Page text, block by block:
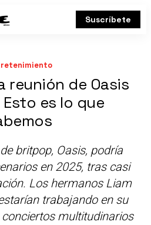
Suscríbete
reunión de Oasis
Esto es lo que
britpop, Oasis, podría
en 2025, tras casi
Los hermanos Liam
trabajando en su
multitudinarios